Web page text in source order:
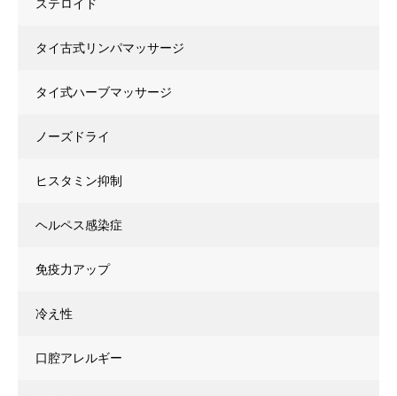
ステロイド
タイ古式リンパマッサージ
タイ式ハーブマッサージ
ノーズドライ
ヒスタミン抑制
ヘルペス感染症
免疫力アップ
冷え性
口腔アレルギー